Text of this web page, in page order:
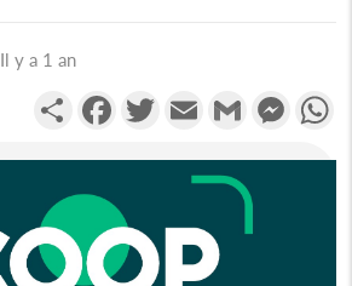
Il y a 1 an
PartagerFacebookTwitterEmail Gmail